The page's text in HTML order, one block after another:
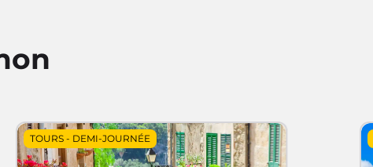
TOURS - DEMI-JOURNÉE